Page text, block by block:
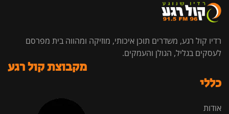
רדיו קול רגע, משדרים תוכן איכותי, מוזיקה ומהווה בית מפרסם
לעסקים בגליל, הגולן והעמקים.
כללי
אודות
מקבוצת קול רגע